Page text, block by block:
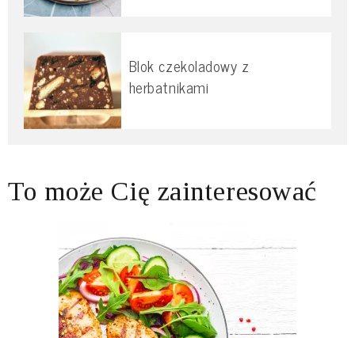
Blok czekoladowy z
herbatnikami
To może Cię zainteresować